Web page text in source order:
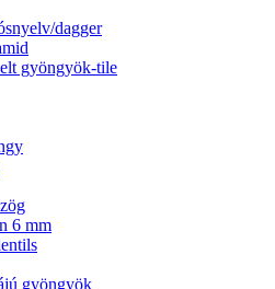
dagger
gyöngyök-tile
6 mm
gyöngyök